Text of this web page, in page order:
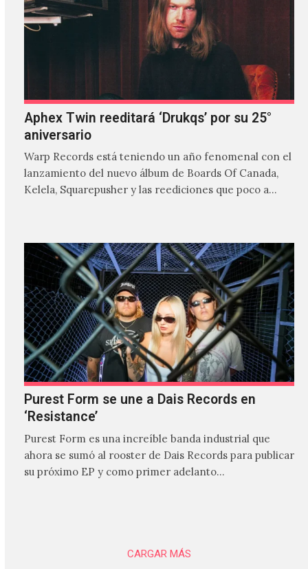
Aphex Twin reeditará ‘Drukqs’ por su 25°
aniversario
Warp Records está teniendo un año fenomenal con el
lanzamiento del nuevo álbum de Boards Of Canada,
Kelela, Squarepusher y las reediciones que poco a…
Purest Form se une a Dais Records en
‘Resistance’
Purest Form es una increíble banda industrial que
ahora se sumó al rooster de Dais Records para publicar
su próximo EP y como primer adelanto…
CARGAR MÁS